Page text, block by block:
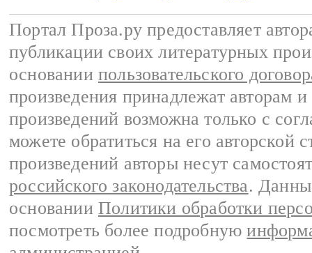
Портал Проза.ру предоставляет
публикации своих литературных
основании пользовательского
произведения принадлежат авторам
произведений возможна только с
можете обратиться на его авторской
произведений авторы несут
российского законодательства.
основании Политики обработки
посмотреть более подробную